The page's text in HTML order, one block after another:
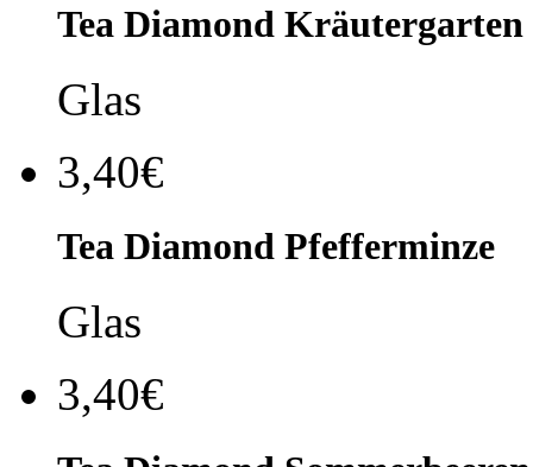
Tea Diamond Kräutergarten
Glas
3,40€
Tea Diamond Pfefferminze
Glas
3,40€